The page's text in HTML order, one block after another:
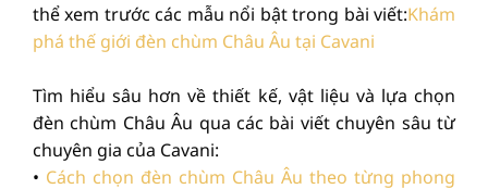
thể xem trước các mẫu nổi bật trong bài viết:Khám
phá thế giới đèn chùm Châu Âu tại Cavani
Tìm hiểu sâu hơn về thiết kế, vật liệu và lựa chọn
đèn chùm Châu Âu qua các bài viết chuyên sâu từ
chuyên gia của Cavani:
• Cách chọn đèn chùm Châu Âu theo từng phong